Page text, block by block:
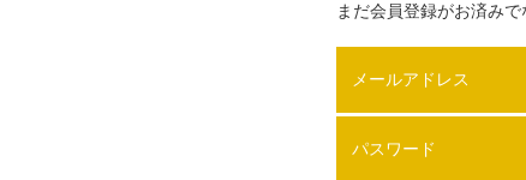
まだ会員登録がお済み
メールアドレス
パスワード